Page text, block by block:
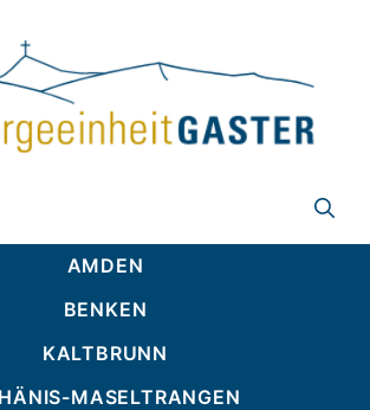
AMDEN
BENKEN
KALTBRUNN
MASELTRANGEN